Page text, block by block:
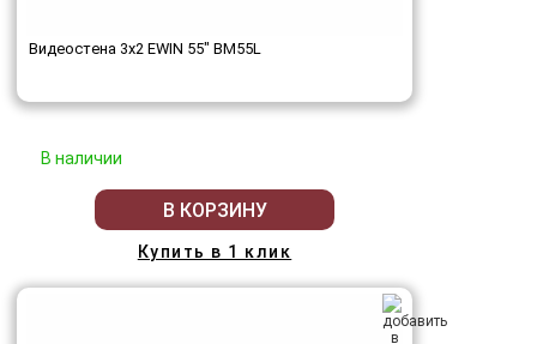
Видеостена 3x2 EWIN 55" BM55L
В наличии
В КОРЗИНУ
Купить в 1 клик